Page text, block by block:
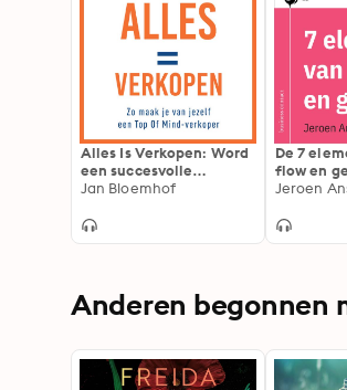
Alles Is Verkopen: Word
een succesvolle
verkoper
Jan Bloemhof
De 7
flow en
Jeroen
Anderen begonnen